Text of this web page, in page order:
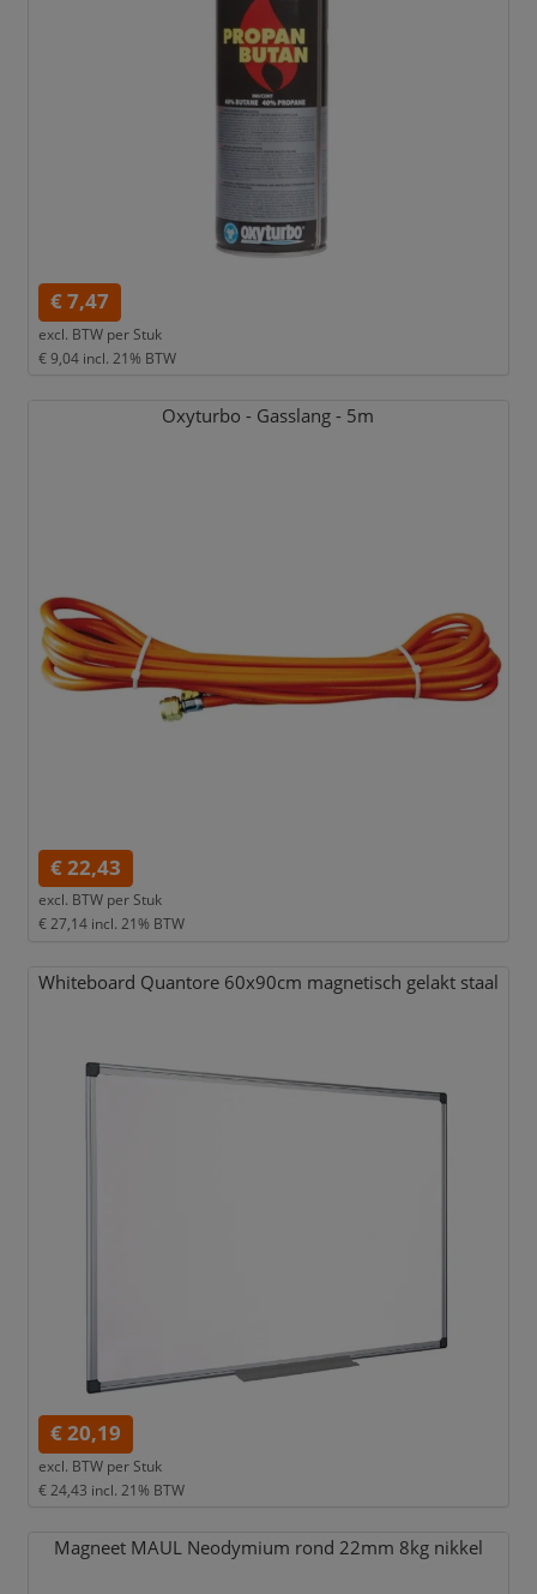
€ 7,47
excl. BTW per Stuk
€ 9,04 incl. 21% BTW
Oxyturbo - Gasslang - 5m
€ 22,43
excl. BTW per Stuk
€ 27,14 incl. 21% BTW
Whiteboard Quantore 60x90cm magnetisch gelakt staal
€ 20,19
excl. BTW per Stuk
€ 24,43 incl. 21% BTW
Magneet MAUL Neodymium rond 22mm 8kg nikkel